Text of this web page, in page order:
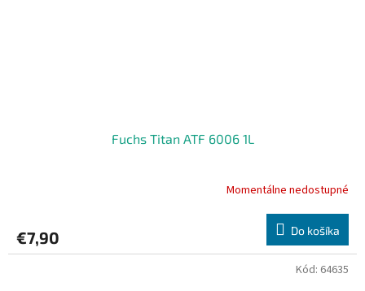
Fuchs Titan ATF 6006 1L
Momentálne nedostupné
€7,90 Do košíka
Kód: 64635